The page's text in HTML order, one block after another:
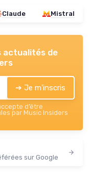
Claude Mistral
actualités de
➔ Je m'inscris
d’être
par Music Insiders
sur Google